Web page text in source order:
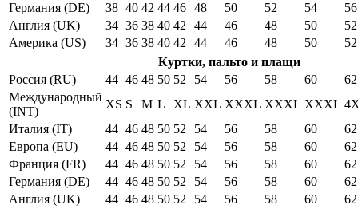
Германия (DE)
38 40 42 44 46 48 50 52 54
56
Англия (UK)
34 36 38 40 42 44 46 48 50
52
Америка (US)
34 36 38 40 42 44 46 48 50
52
Куртки, пальто и плащи
Россия (RU)
44 46 48 50 52 54 56 58 60
62
Международный
(INT)
XS S M L XL XXL XXXL XXXL XXXL
Италия (IT)
44 46 48 50 52 54 56 58 60
62
Европа (EU)
44 46 48 50 52 54 56 58 60
62
Франция (FR)
44 46 48 50 52 54 56 58 60
62
Германия (DE)
44 46 48 50 52 54 56 58 60
62
Англия (UK)
44 46 48 50 52 54 56 58 60
62